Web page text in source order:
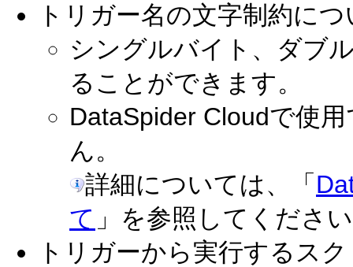
トリガー名の文字制約に
シングルバイト、ダブ
ることができます。
DataSpider Cloudで使
ん。
詳細については、「
て 」を参照してくださ
トリガーから実行するス